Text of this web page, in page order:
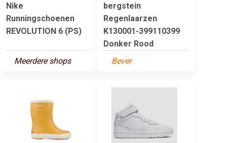
Nike
Runningschoenen
REVOLUTION 6 (PS)
Meerdere shops
bergstein
Regenlaarzen
K130001-399110399
Donker Rood
Bever